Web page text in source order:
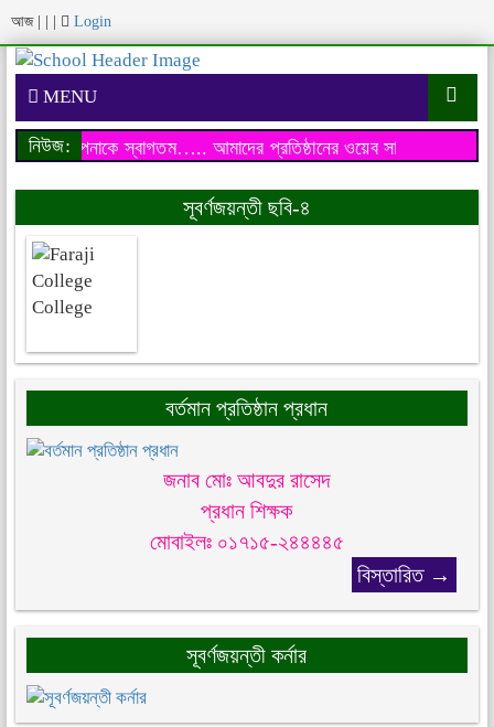
আজ Login
MENU
নিউজ: আমাদের প্রতিষ্ঠানের ওয়েব সাইটে
সাইটে আপনাকে স্বাগতম…..
সূবর্ণজয়ন্তী ছবি-৪
বর্তমান প্রতিষ্ঠান প্রধান
জনাব মোঃ আবদুর রাসেদ
প্রধান শিক্ষক
মোবাইলঃ ০১৭১৫-২৪৪৪৪৫
বিস্তারিত →
সূবর্ণজয়ন্তী কর্নার